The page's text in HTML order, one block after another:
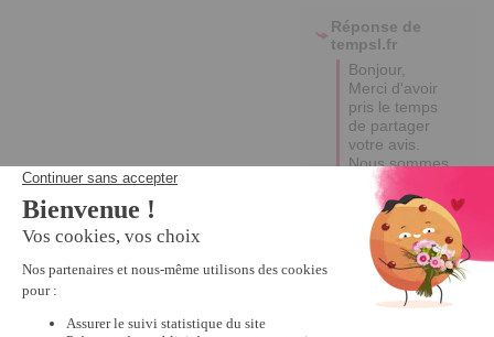
Réponse de
tempsl.fr
Bonjour,
Merci d'avoir
pris le temps
de partager
votre avis.
Nous sommes
désolés
d'apprendre
que la qualité
de la boîte ne
correspondait
pas à vos
attentes.